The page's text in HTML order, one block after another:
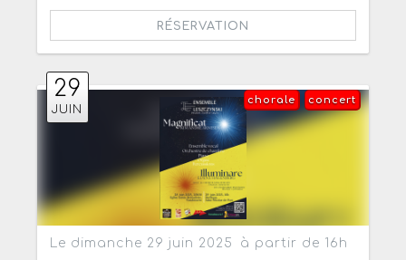
RÉSERVATION
29
JUIN
concert
chorale
Le dimanche 29 juin 2025 à partir de 16h